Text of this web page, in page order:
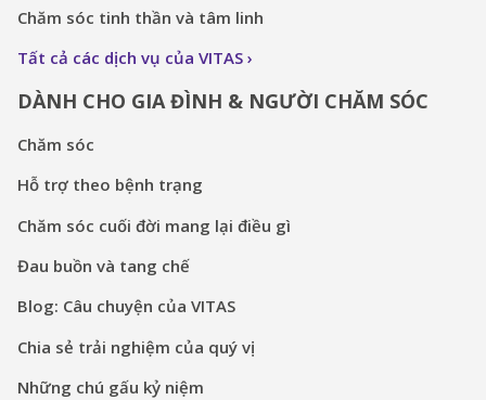
Chăm sóc tinh thần và tâm linh
Tất cả các dịch vụ của VITAS
DÀNH CHO GIA ĐÌNH & NGƯỜI CHĂM SÓC
Chăm sóc
Hỗ trợ theo bệnh trạng
Chăm sóc cuối đời mang lại điều gì
Đau buồn và tang chế
Blog: Câu chuyện của VITAS
Chia sẻ trải nghiệm của quý vị
Những chú gấu kỷ niệm